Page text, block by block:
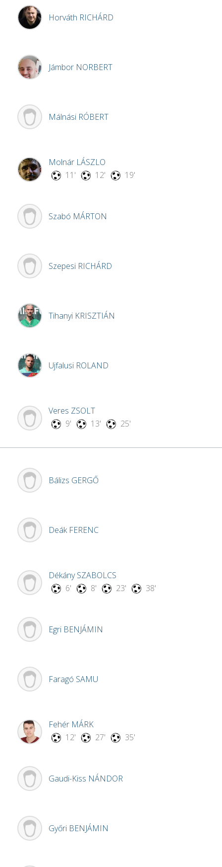
Horváth RICHÁRD
Jámbor NORBERT
Málnási RÓBERT
Molnár LÁSZLO
11'
12' 19'
Szabó MÁRTON
Szepesi RICHÁRD
Tihanyi KRISZTIÁN
Ujfalusi ROLAND
Veres ZSOLT
9'
13' 25'
Bálizs GERGŐ
Deák FERENC
DékánySZABOLCS
6'
8' 23' 38'
Egri BENJÁMIN
Faragó SAMU
Fehér MÁRK
12'
27' 35'
Gaudi-Kiss NÁNDOR
Győri BENJÁMIN